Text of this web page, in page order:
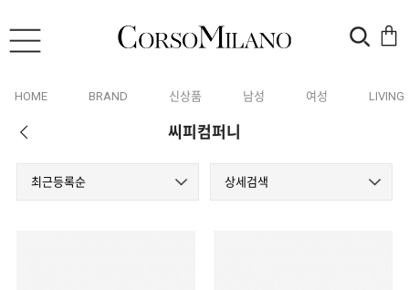
HOME BRAND 신상품 남성 여성 LIVING
씨피컴퍼니
최근등록순 상세검색